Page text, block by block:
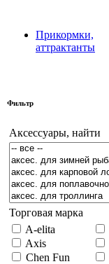
Прикормки,
аттрактанты
Фильтр
Аксессуары, найти
Торговая марка
A-elita
Axis
Chen Fun